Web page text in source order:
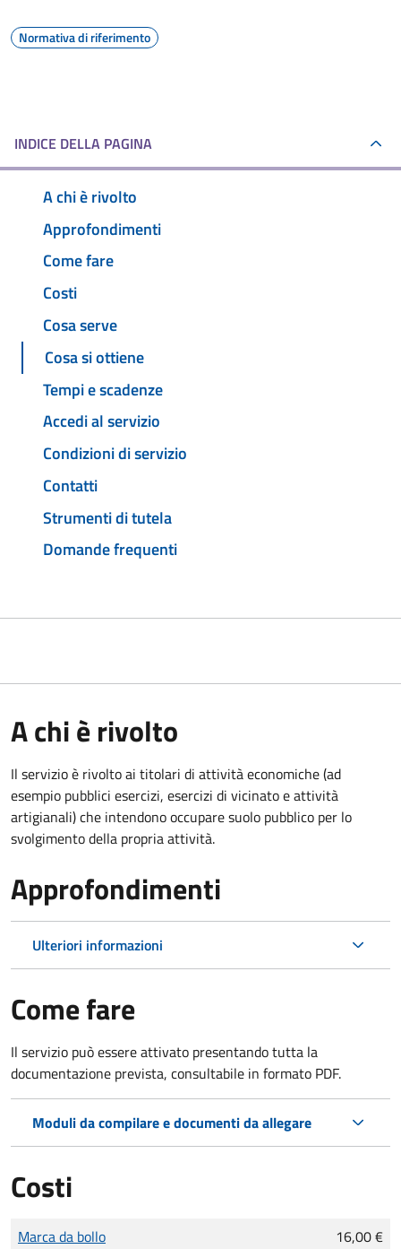
Normativa di riferimento
INDICE DELLA PAGINA
A chi è rivolto
Approfondimenti
Come fare
Costi
Cosa serve
Cosa si ottiene
Tempi e scadenze
Accedi al servizio
Condizioni di servizio
Contatti
Strumenti di tutela
Domande frequenti
A chi è rivolto
Il servizio è rivolto ai titolari di attività economiche (ad
esempio pubblici esercizi, esercizi di vicinato e attività
artigianali) che intendono occupare suolo pubblico per lo
svolgimento della propria attività.
Approfondimenti
Ulteriori informazioni
Come fare
Il servizio può essere attivato presentando tutta la
documentazione prevista, consultabile in formato PDF.
Moduli da compilare e documenti da allegare
Costi
Tipo di pagamento
Importo
Marca da bollo
16,00 €